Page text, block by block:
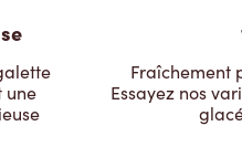
une
Fraîchement
Essayez nos